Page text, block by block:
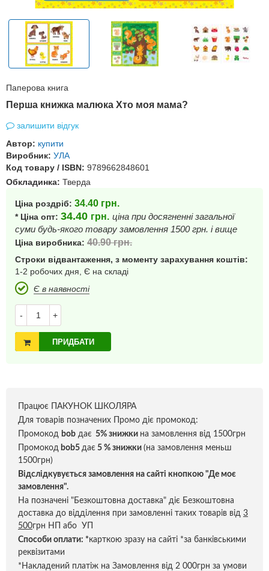
Паперова книга
Перша книжка малюка Хто моя мама?
залишити відгук
Автор: купити
Виробник: УЛА
Код товару / ISBN: 9789662848601
Обкладинка: Тверда
Ціна роздріб: 34.40 грн.
* Ціна опт: 34.40 грн. ціна при досягненні загальної
суми будь-якого товару замовлення 1500 грн. і вище
Ціна виробника: 40.90грн.
Строки відвантаження, з моменту зарахування коштів:
1-2 робочих дня, Є на складі
Є в наявності
- +
ПРИДБАТИ
Працює ПАКУНОК ШКОЛЯРА
Для товарів позначених Промо діє промокод:
Промокод bob дає 5% знижки на замовлення від 1500грн
Промокод bob5 дає 5 % знижки (на замовлення меньш
1500грн)
Відслідкувується замовлення на сайті кнопкою "Де моє
замовлення".
На позначені "Безкоштовна доставка" діє Безкоштовна
доставка до відділення при замовленні таких товарів від 3
500грн НП або УП
Способи оплати: *карткою зразу на сайті *за банківськими
реквізитами
*Накладений платіж на Замовлення від 2 000грн за умови